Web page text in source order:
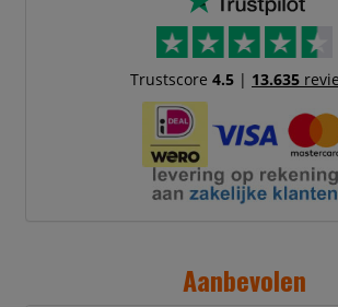
Trustscore 4.5| 13.635
Aanbevolen